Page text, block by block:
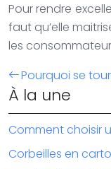
Pour rendre
faut qu’elle
les
Pourquoi se
À la une
Comment choisir
Corbeilles en